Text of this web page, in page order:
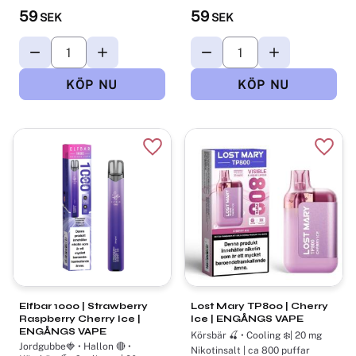
59 SEK 59 SEK
Elfbar 1000 | Strawberry
Raspberry Cherry Ice |
ENGÅNGS VAPE
Jordgubbe🍓 • Hallon 🔴 •
Lägg till i favoriter
Lost Mary TP800 | Cherry
Ice | ENGÅNGS VAPE
Körsbär 🍒 • Cooling ❄️| 20 mg
Nikotinsalt | ca 800 puffar